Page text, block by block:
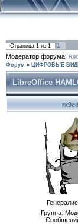
Страница 1 из 1
1
Модератор форума:
Форум » ЦИФРОВЫЕ
LibreOffice
Группа: